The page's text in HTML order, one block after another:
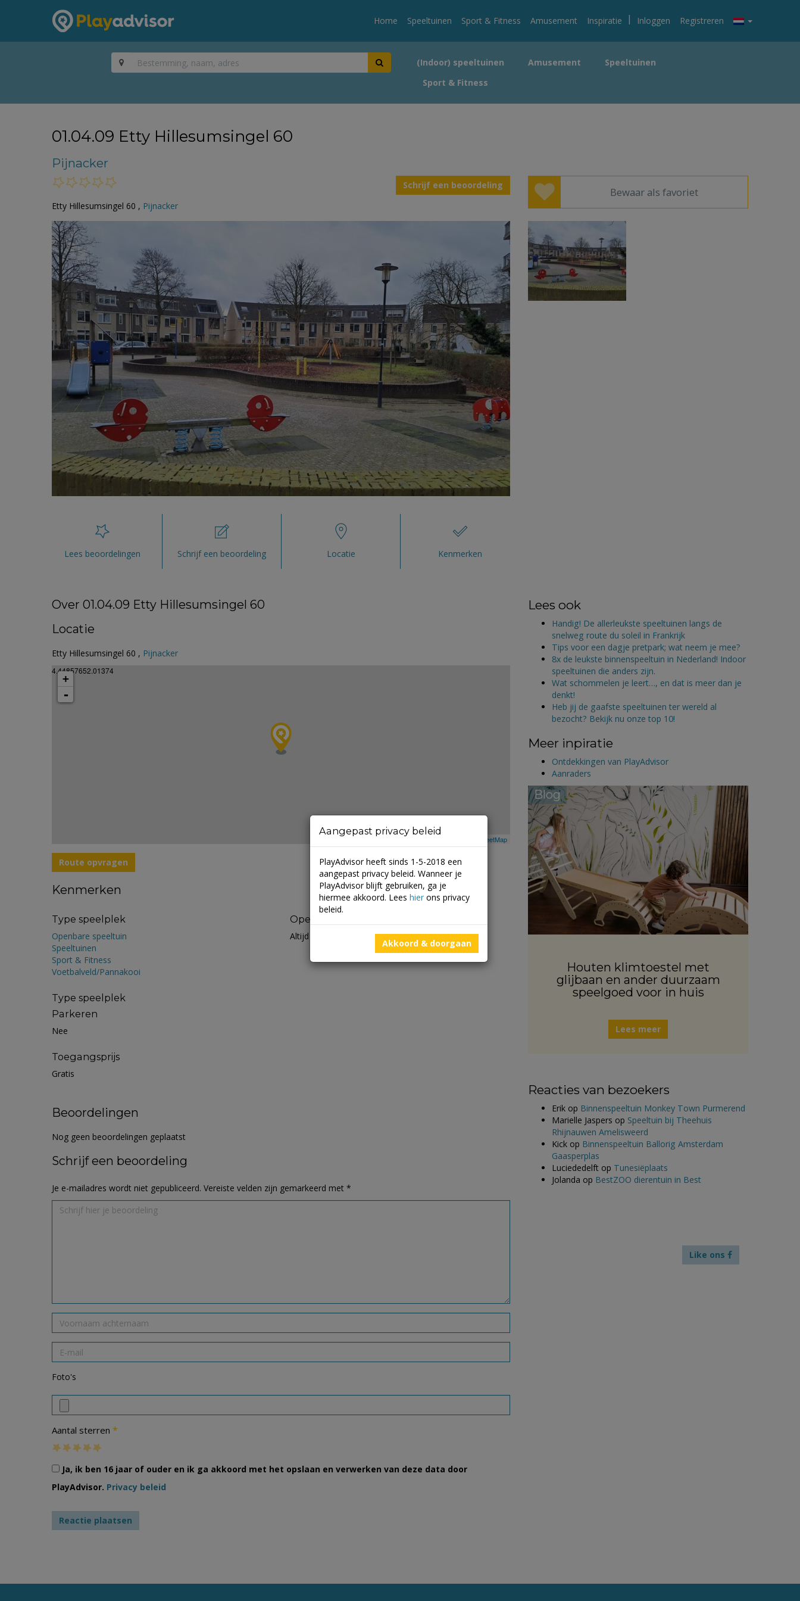
Home Speeltuinen Sport & Fitness Amusement Inspiratie | Inloggen Registreren
(Indoor) speeltuinen Amusement
Speeltuinen
Sport & Fitness
01.04.09 Etty Hillesumsingel 60
Pijnacker
Schrijf een beoordeling
Etty Hillesumsingel 60 , Pijnacker
Bewaar als favoriet
Lees beoordelingen Schrijf een beoordeling Locatie Kenmerken
Over 01.04.09 Etty Hillesumsingel 60
Locatie
Etty Hillesumsingel 60 , Pijnacker
4.44857652.01374
+
-
Leaflet OpenStreetMap
Route opvragen
Kenmerken
Type speelplek
Openbare speeltuin
Speeltuinen
Sport & Fitness
Voetbalveld/Pannakooi
Type speelplek
Parkeren
Nee
Toegangsprijs
Gratis
Openingstijden
Altijd open
Beoordelingen
Nog geen beoordelingen geplaatst
Schrijf een beoordeling
Je e-mailadres wordt niet gepubliceerd. Vereiste velden zijn gemarkeerd met *
Foto's
Aantal sterren *
Ja, ik ben 16 jaar of ouder en ik ga akkoord met het opslaan en verwerken van deze data door
PlayAdvisor. Privacy beleid
Lees ook
Handig! De allerleukste speeltuinen langs de
snelweg route du soleil in Frankrijk
Tips voor een dagje pretpark; wat neem je mee?
8x de leukste binnenspeeltuin in Nederland! Indoor
speeltuinen die anders zijn.
Wat schommelen je leert…, en dat is meer dan je
denkt!
Heb jij de gaafste speeltuinen ter wereld al
bezocht? Bekijk nu onze top 10!
Meer inpiratie
Ontdekkingen van PlayAdvisor
Aanraders
Blog
Houten klimtoestel met
glijbaan en ander duurzaam
speelgoed voor in huis
Lees meer
Reacties van bezoekers
Erik op Binnenspeeltuin Monkey Town Purmerend
Marielle Jaspers op Speeltuin bij Theehuis
Rhijnauwen Amelisweerd
Kick op Binnenspeeltuin Ballorig Amsterdam
Gaasperplas
Luciededelft op Tunesiëplaats
Jolanda op BestZOO dierentuin in Best
Like ons
Aangepast privacy beleid
PlayAdvisor heeft sinds 1-5-2018 een
aangepast privacy beleid. Wanneer je
PlayAdvisor blijft gebruiken, ga je
hiermee akkoord. Lees hier ons privacy
beleid.
Akkoord & doorgaan